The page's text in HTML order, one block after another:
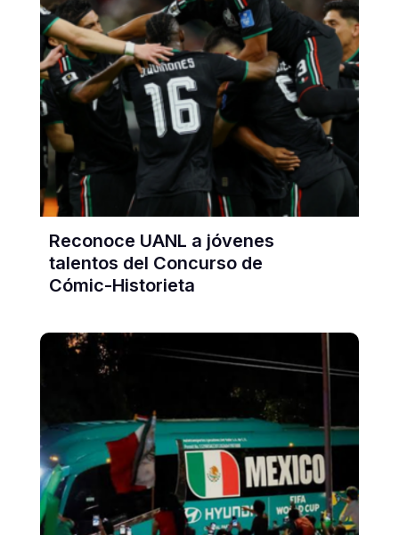
Reconoce UANL a jóvenes
talentos del Concurso de
Cómic-Historieta